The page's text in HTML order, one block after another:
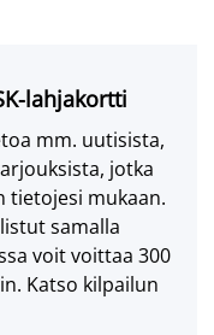
lahjakortti
mm. uutisista,
jotka
tietojesi mukaan.
samalla
voit voittaa 300
Katso kilpailun